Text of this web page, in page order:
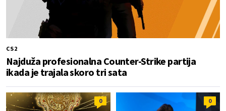
CS2
Najduža profesionalna Counter-Strike partija
ikada je trajala skoro tri sata
0 0